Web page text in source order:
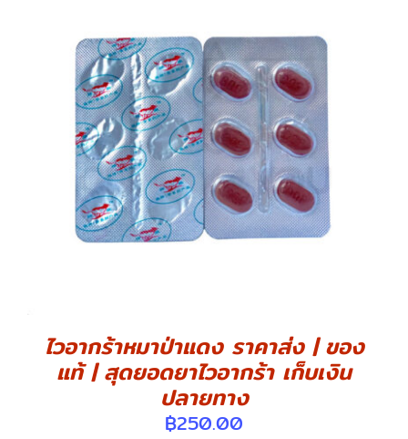
DETAILS
ไวอากร้าหมาป่าแดง ราคาส่ง | ของ
แท้ | สุดยอดยาไวอากร้า เก็บเงิน
ปลายทาง
฿250.00